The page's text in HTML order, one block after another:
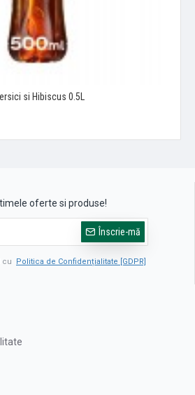
si Hibiscus 0.5L
oferte si produse!
Înscrie-mă
cu Politica de Confidențialitate [GDPR]